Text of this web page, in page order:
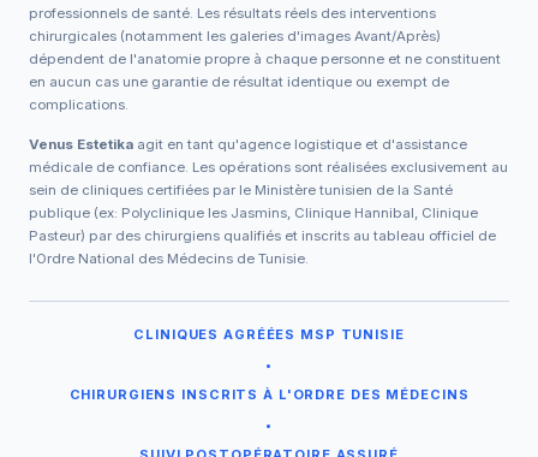
professionnels de santé. Les résultats réels des interventions
chirurgicales (notamment les galeries d'images Avant/Après)
dépendent de l'anatomie propre à chaque personne et ne constituent
en aucun cas une garantie de résultat identique ou exempt de
complications.
Venus Estetika agit en tant qu'agence logistique et d'assistance
médicale de confiance. Les opérations sont réalisées exclusivement au
sein de cliniques certifiées par le Ministère tunisien de la Santé
publique (ex: Polyclinique les Jasmins, Clinique Hannibal, Clinique
Pasteur) par des chirurgiens qualifiés et inscrits au tableau officiel de
l'Ordre National des Médecins de Tunisie.
CLINIQUES AGRÉÉES MSP TUNISIE
•
CHIRURGIENS INSCRITS À L'ORDRE DES MÉDECINS
•